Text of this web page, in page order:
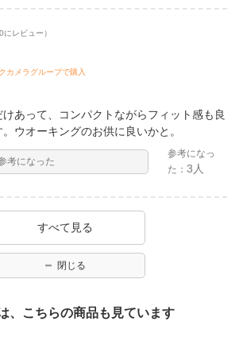
にレビュー）
カメラグループで購入
あって、コンパクトながらフィット感も良
ウオーキングのお供に良いかと。
考になった
参考になっ
た：3人
すべて見る
閉じる
、こちらの商品も見ています